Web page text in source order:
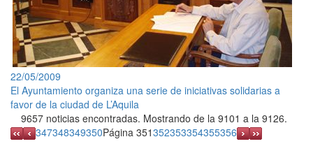
22/05/2009
El Ayuntamiento organiza una serie de iniciativas solidarias a
favor de la ciudad de L’Aquila
9657 noticias encontradas. Mostrando de la 9101 a la 9126.
347348349350Página 351352353354355356